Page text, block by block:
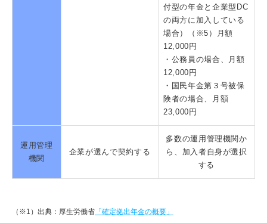
付型の年金と企業型DC
の両方に加入している
場合）（※5）月額
12,000円
・公務員の場合、月額
12,000円
・国民年金第３号被保
険者の場合、月額
23,000円
運用管理
機関
企業が選んで契約する
多数の運用管理機関か
ら、加入者自身が選択
する
（※1）出典：厚生労働省 「確定拠出年金の概要」